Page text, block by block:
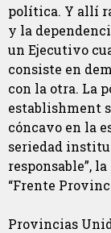
política. Y allí
y la
un Ejecutivo
consiste en
con la otra. La
establishment
cóncavo en la
seriedad
responsable”,
“Frente
Provincias